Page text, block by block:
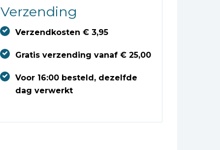
Verzending
Verzendkosten € 3,95
Gratis verzending vanaf € 25,00
Voor 16:00 besteld, dezelfde
dag verwerkt